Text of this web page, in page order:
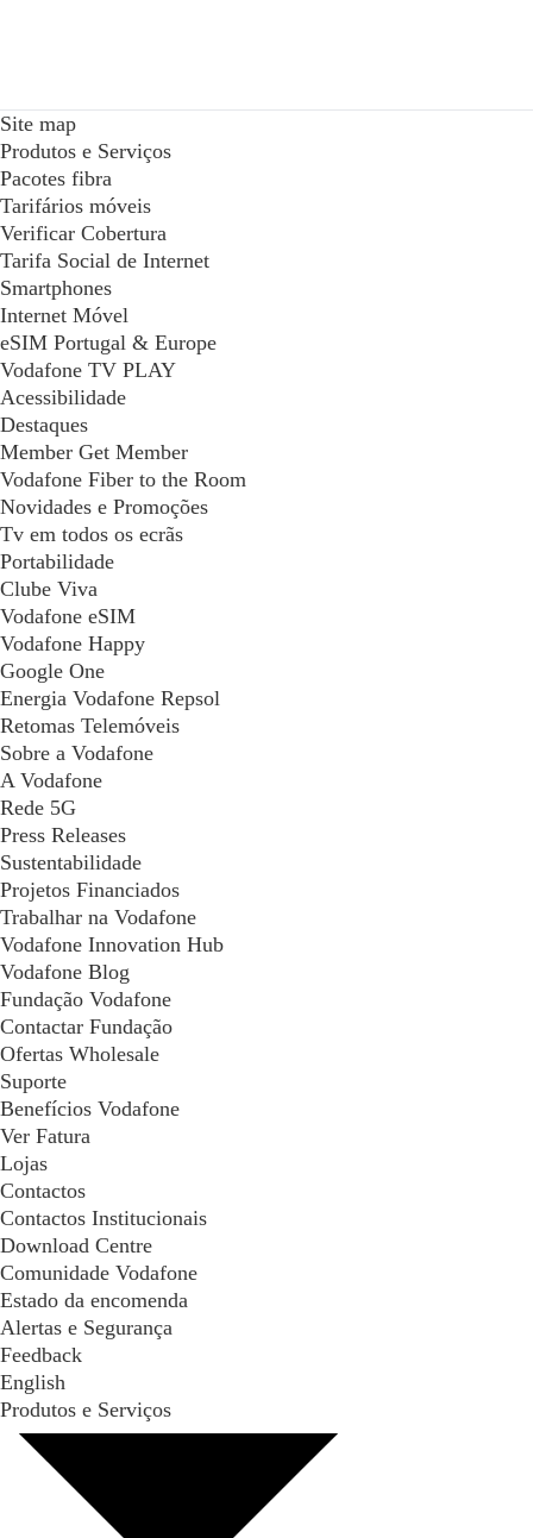
Site map
Produtos e Serviços
Pacotes fibra
Tarifários móveis
Verificar Cobertura
Tarifa Social de Internet
Smartphones
Internet Móvel
eSIM Portugal & Europe
Vodafone TV PLAY
Acessibilidade
Destaques
Member Get Member
Vodafone Fiber to the Room
Novidades e Promoções
Tv em todos os ecrãs
Portabilidade
Clube Viva
Vodafone eSIM
Vodafone Happy
Google One
Energia Vodafone Repsol
Retomas Telemóveis
Sobre a Vodafone
A Vodafone
Rede 5G
Press Releases
Sustentabilidade
Projetos Financiados
Trabalhar na Vodafone
Vodafone Innovation Hub
Vodafone Blog
Fundação Vodafone
Contactar Fundação
Ofertas Wholesale
Suporte
Benefícios Vodafone
Ver Fatura
Lojas
Contactos
Contactos Institucionais
Download Centre
Comunidade Vodafone
Estado da encomenda
Alertas e Segurança
Feedback
English
Produtos e Serviços